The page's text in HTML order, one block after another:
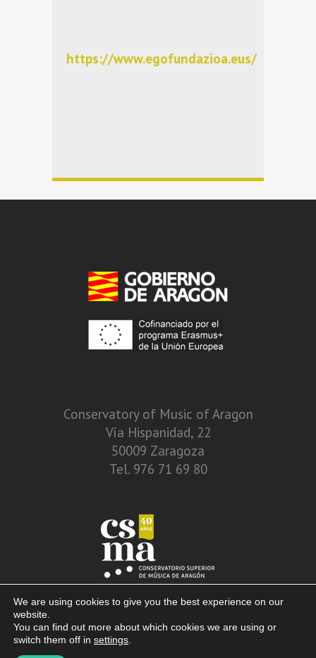
https://www.egofundazioa.eus/
Conservatory of Music of Aragon
Vía Hispanidad, 22
50009 Zaragoza
Tel. 976 71 69 80
We are using cookies to give you the best experience on our
website.
You can find out more about which cookies we are using or
switch them off in settings